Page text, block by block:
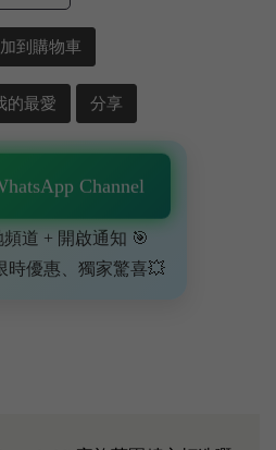
到購物車
的最愛 分享
Channel
頻道 + 開啟通知 🎯
時優惠、獨家驚喜💥